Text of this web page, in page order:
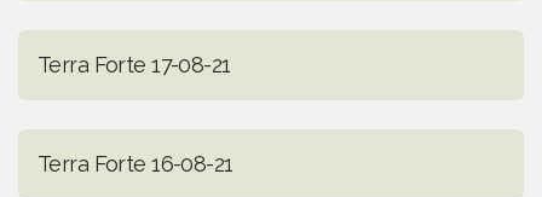
Terra Forte 17-08-21
Terra Forte 16-08-21